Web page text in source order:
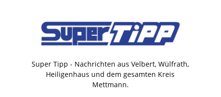
Super Tipp - Nachrichten aus Velbert, Wülfrath,
Heiligenhaus und dem gesamten Kreis
Mettmann.